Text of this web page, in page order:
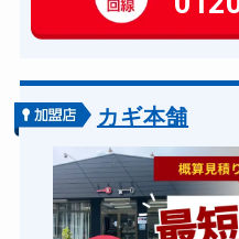
玄関カギ交換
バイクカギ開け
バイクカギ作成
スーツケースカギ開け
金庫カギ開け
カギ本舗